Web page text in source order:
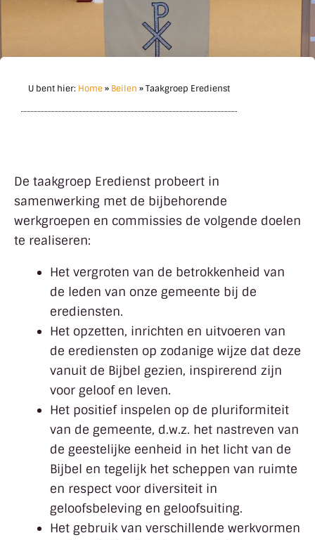
U bent hier: Home» Beilen »Taakgroep Eredienst
De taakgroep Eredienst probeert in
samenwerking met de bijbehorende
werkgroepen en commissies de volgende doelen
te realiseren:
Het vergroten van de betrokkenheid van
de leden van onze gemeente bij de
erediensten.
Het opzetten, inrichten en uitvoeren van
de erediensten op zodanige wijze dat deze
vanuit de Bijbel gezien, inspirerend zijn
voor geloof en leven.
Het positief inspelen op de pluriformiteit
van de gemeente, d.w.z. het nastreven van
de geestelijke eenheid in het licht van de
Bijbel en tegelijk het scheppen van ruimte
en respect voor diversiteit in
geloofsbeleving en geloofsuiting.
Het gebruik van verschillende werkvormen